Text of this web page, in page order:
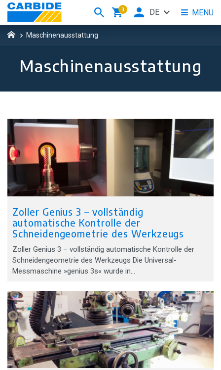
Maschinenausstattung
Maschinenausstattung
Zoller Genius 3 – vollständig
automatische Kontrolle der
Schneidengeometrie des Werkzeugs
Zoller Genius 3 – vollständig automatische Kontrolle der
Schneidengeometrie des Werkzeugs Die Universal-
Messmaschine »genius 3s« wurde in…
0 MENU
DE